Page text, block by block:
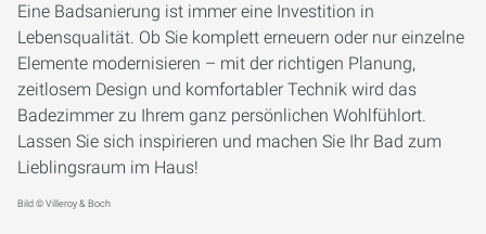
Eine Badsanierung ist immer eine Investition in
Lebensqualität. Ob Sie komplett erneuern oder nur einzelne
Elemente modernisieren – mit der richtigen Planung,
zeitlosem Design und komfortabler Technik wird das
Badezimmer zu Ihrem ganz persönlichen Wohlfühlort.
Lassen Sie sich inspirieren und machen Sie Ihr Bad zum
Lieblingsraum im Haus!
Bild © Villeroy & Boch